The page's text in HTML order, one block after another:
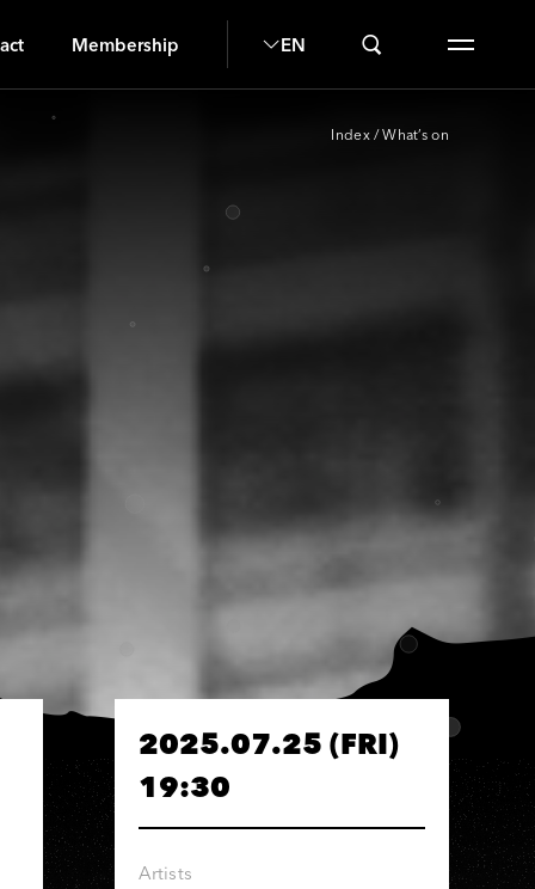
Membership EN
Index / What’s on
2025.07.25 (FRI)
19:30
Artists